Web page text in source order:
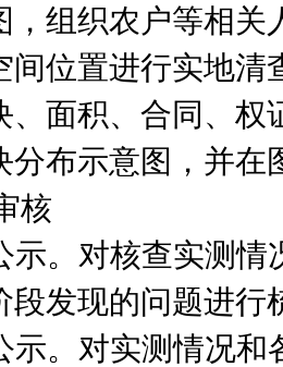
，组织农户等相
间位置进行实地
、面积、合同、权
分布示意图，并
核
示。对核查实测
段发现的问题进
示。对实测情况